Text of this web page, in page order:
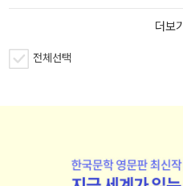
더보기
전체선택